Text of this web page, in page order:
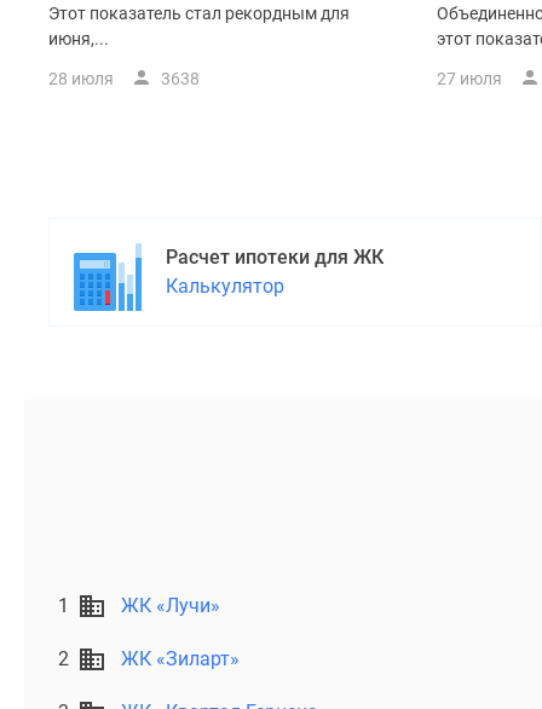
Этот показатель стал рекордным для
июня,...
28 июля 3638
этот
27 июля
Расчет ипотеки для ЖК
Калькулятор
1 ЖК «Лучи»
2 ЖК «Зиларт»